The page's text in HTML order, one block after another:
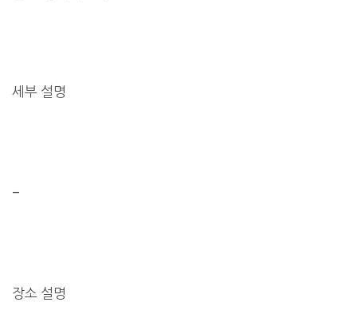
세부 설명
–
장소 설명